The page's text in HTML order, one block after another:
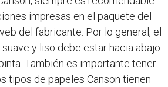
impresas en el paquete del
del fabricante. Por lo general, el
y liso debe estar hacia abajo
También es importante tener
tipos de papeles Canson tienen